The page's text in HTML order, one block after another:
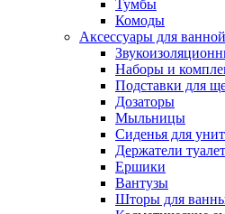
Тумбы
Комоды
Аксессуары для
Наборы и
Подставки для
Дозаторы
Мыльницы
Сиденья для
Держатели
Ершики
Вантузы
Шторы для